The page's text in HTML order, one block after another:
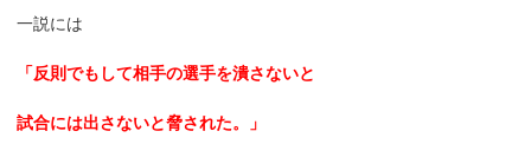
一説には
「反則でもして相手の選手を潰さないと
試合には出さないと脅された。」